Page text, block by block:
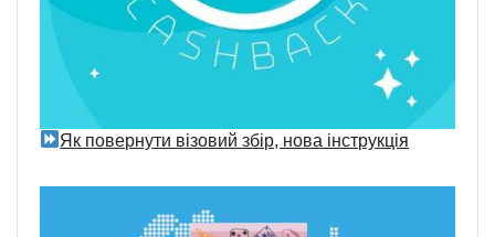
Як повернути візовий збір, нова інструкція